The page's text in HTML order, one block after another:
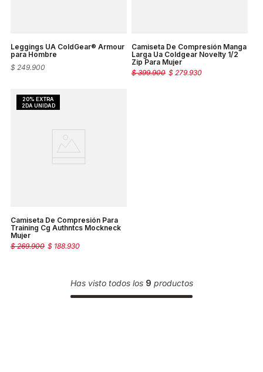
Leggings UA ColdGear® Armour
para Hombre
$ 249.900
Camiseta De Compresión Manga
Larga Ua Coldgear Novelty 1/2
Zip Para Mujer
$ 279.930
$ 399.900
Camiseta De Compresión Para
Training Cg Authntcs Mockneck
Mujer
$ 188.930
$ 269.900
Has visto todos los 9 productos